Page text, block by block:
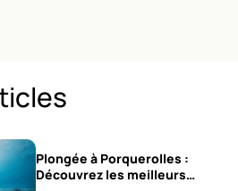
Plongée à Porquerolles :
Découvrez les meilleurs